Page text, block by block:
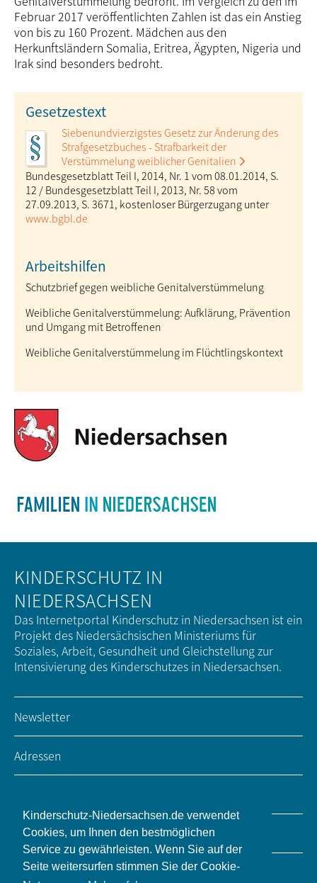
Kinderschutz-Niedersachsen.de verwendet
Cookies, um Ihnen den bestmöglichen
Service zu gewährleisten. Wenn Sie auf der
Seite weitersurfen stimmen Sie der Cookie-
Februar 2017 veröffentlichten Zahlen ist das ein Anstieg
von bis zu 160 Prozent. Mädchen aus den
Herkunftsländern Somalia, Eritrea, Ägypten, Nigeria und
Irak sind besonders bedroht.
Gesetzestext
Siebenundvierzigstes Gesetz zur Änderung des
Strafgesetzbuches - Strafbarkeit der
Verstümmelung weiblicher Genitalien
Bundesgesetzblatt Teil I, 2014, Nr. 1 vom 08.01.2014, S.
12 / Bundes­­ge­setz­­blatt Teil I, 2013, Nr. 58 vom
27.09.2013, S. 3671, kosten­loser Bürgerzugang unter
www.bgbl.de
Arbeitshilfen
Schutzbrief gegen weibliche Genital­verstümmelung
Weibliche Genitalverstümmelung: Auf­klärung, Prävention
und Umgang mit Betroffenen
Weibliche Genitalverstümmelung im Flüchtlingskontext
KINDERSCHUTZ IN
NIEDERSACHSEN
Das Internetportal Kinderschutz in Niedersachsen ist ein
Projekt des Niedersächsischen Ministeriums für
Soziales, Arbeit, Gesundheit und Gleichstellung zur
Intensivierung des Kinderschutzes in Niedersachsen.
Newsletter
Adressen
Datenschutz
Barrierefreiheit